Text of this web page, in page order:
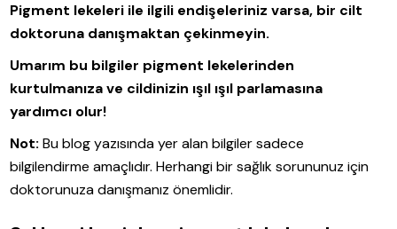
Pigment lekeleri ile ilgili endişeleriniz varsa, bir cilt
doktoruna danışmaktan çekinmeyin.
Umarım bu bilgiler pigment lekelerinden
kurtulmanıza ve cildinizin ışıl ışıl parlamasına
yardımcı olur!
Not: Bu blog yazısında yer alan bilgiler sadece
bilgilendirme amaçlıdır. Herhangi bir sağlık sorununuz için
doktorunuza danışmanız önemlidir.